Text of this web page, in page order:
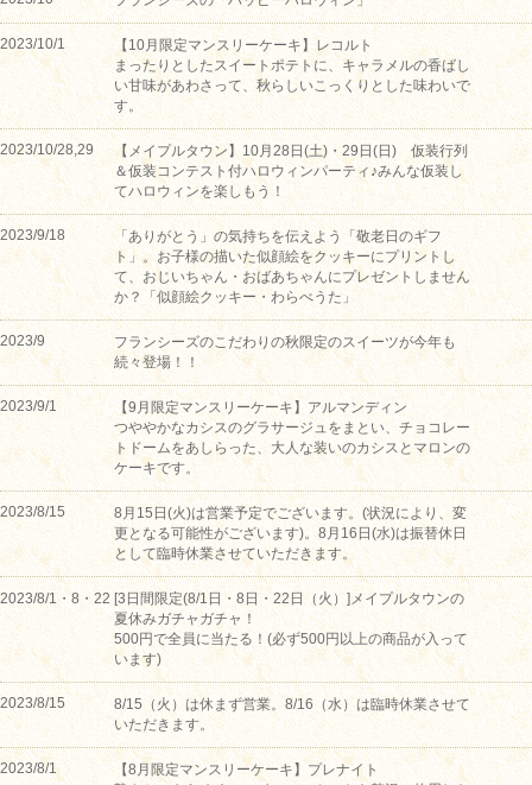
2023/10/1
【10月限定マンスリーケーキ】レコルト
まったりとしたスイートポテトに、キャラメルの香ばし
い甘味があわさって、秋らしいこっくりとした味わいで
す。
2023/10/28,29
【メイプルタウン】10月28日(土)・29日(日) 仮装行列
＆仮装コンテスト付ハロウィンパーティ♪みんな仮装し
てハロウィンを楽しもう！
2023/9/18
「ありがとう」の気持ちを伝えよう「敬老日のギフ
ト」。お子様の描いた似顔絵をクッキーにプリントし
て、おじいちゃん・おばあちゃんにプレゼントしません
か？「似顔絵クッキー・わらべうた」
2023/9
フランシーズのこだわりの秋限定のスイーツが今年も
続々登場！！
2023/9/1
【9月限定マンスリーケーキ】アルマンディン
つややかなカシスのグラサージュをまとい、チョコレー
トドームをあしらった、大人な装いのカシスとマロンの
ケーキです。
2023/8/15
8月15日(火)は営業予定でございます。(状況により、変
更となる可能性がございます)。8月16日(水)は振替休日
として臨時休業させていただきます。
2023/8/1・8・22 [3日間限定(8/1日・8日・22日（火）]メイプルタウンの
夏休みガチャガチャ！
500円で全員に当たる！(必ず500円以上の商品が入って
います)
2023/8/15
8/15（火）は休まず営業。8/16（水）は臨時休業させて
いただきます。
2023/8/1
【8月限定マンスリーケーキ】プレナイト